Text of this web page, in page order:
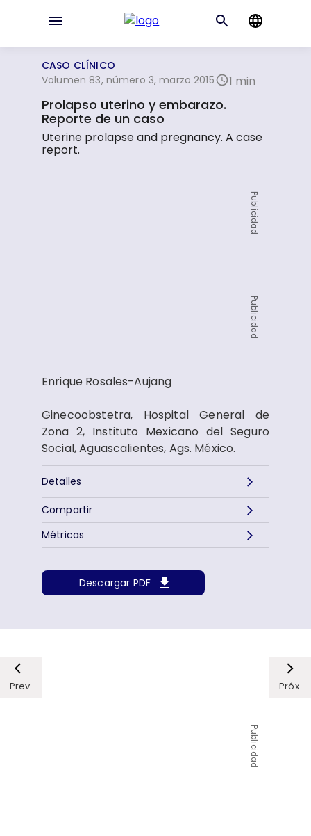
CASO CLÍNICO
Volumen 83, número 3, marzo 2015
1 min
Prolapso uterino y embarazo.
Reporte de un caso
Uterine prolapse and pregnancy. A case
report.
Publicidad
Publicidad
Enrique Rosales-Aujang
Ginecoobstetra, Hospital General de
Zona 2, Instituto Mexicano del Seguro
Social, Aguascalientes, Ags. México.
Detalles
Descargar PDF
Métricas
Compartir
Prev. Próx.
Publicidad